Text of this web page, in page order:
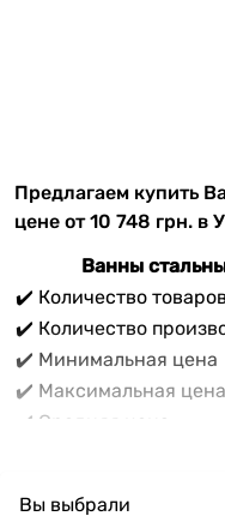
Предлагаем купить
цене от 10 748 грн. в
Ванны
✔️ Количество товаров
✔️ Количество
✔️ Минимальная цена
✔️ Максимальная цена
✔️ Средняя цена
Украине. При
Вы выбрали